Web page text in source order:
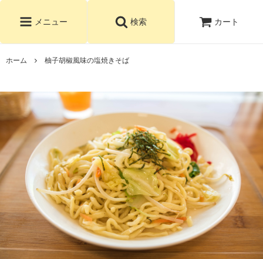
メニュー 検索 カート
ホーム 柚子胡椒風味の塩焼きそば